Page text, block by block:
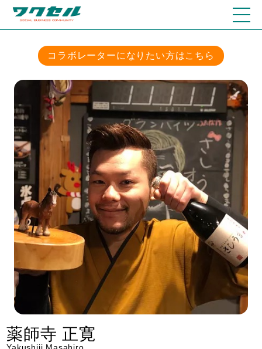
コラボレーターになりたい方はこちら
薬師寺 正寛